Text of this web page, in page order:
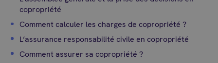
copropriété
Comment calculer les charges de copropriété ?
L’assurance responsabilité civile en copropriété
Comment assurer sa copropriété ?